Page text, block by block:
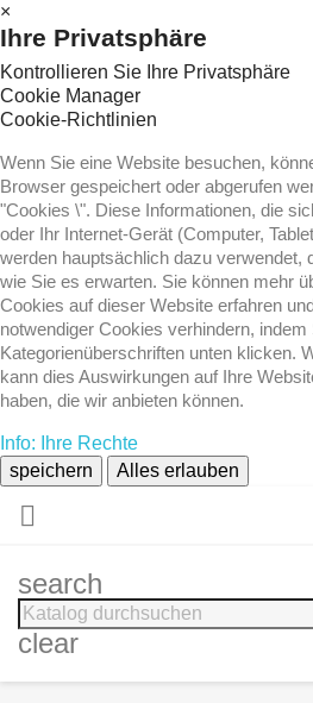
×
Ihre Privatsphäre
Kontrollieren Sie Ihre Privatsphäre
Cookie Manager
Cookie-Richtlinien
Wenn Sie eine Website besuchen,
Browser gespeichert oder abgerufen
"Cookies \". Diese Informationen, die
oder Ihr Internet-Gerät (Computer,
werden hauptsächlich dazu verwendet,
wie Sie es erwarten. Sie können mehr
Cookies auf dieser Website erfahren
notwendiger Cookies verhindern,
Kategorienüberschriften unten klicken.
kann dies Auswirkungen auf Ihre
haben, die wir anbieten können.
Info: Ihre Rechte
speichern
Alles erlauben

search
clear